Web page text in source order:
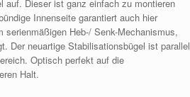
auf. Dieser ist ganz einfach zu montieren
Innenseite garantiert auch hier
Heb-/ Senk-Mechanismus,
Der neuartige Stabilisationsbügel ist parallel
Optisch perfekt auf die
Halt.